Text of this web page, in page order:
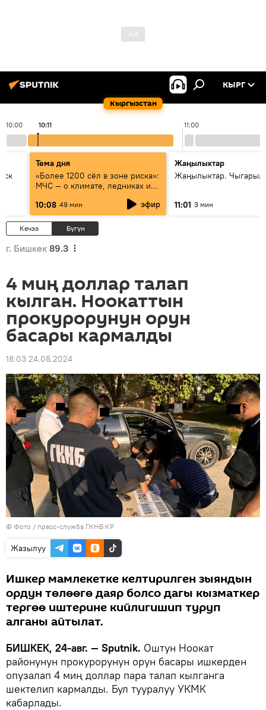
Кыргызстан
КЫРГ
10:00 11:00
10:11
Тема дня
«Более 1200 сёл в зоне риска»:
МЧС — о климате, ледниках и
населения
10:08 49 мин эфир
Жаңылыктар
Жаңылыктар.
11:01 3 мин
Кечээ Бүгүн
г. Бишкек 89.3
4 миң доллар талап
кылган. Ноокаттын
прокурорунун орун
басары кармалды
18:03 24.08.2024
© Фото / пресс-служба ГКНБ КР
Жазылуу
Ишкер мамлекетке келтирилген зыяндын
ордун төлөөгө даяр болсо дагы кызматкер
тергөө иштерине кийлигишип туруп
алганы айтылат.
БИШКЕК, 24-авг. — Sputnik. Оштун Ноокат
районунун прокурорунун орун басары ишкерден
опузалап 4 миң доллар пара талап кылганга
шектелип кармалды. Бул тууралуу УКМК
кабарлады.